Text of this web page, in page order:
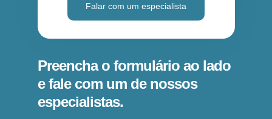
Preencha o formulário ao lado
e fale com um de nossos
especialistas.
Falar com um especialista